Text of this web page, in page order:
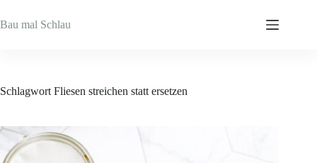
Inhalt
springen
Bau mal Schlau
Schlagwort Fliesen streichen statt ersetzen